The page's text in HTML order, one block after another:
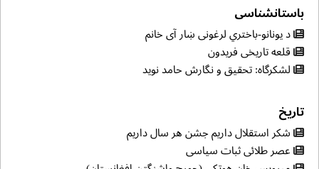
باستانشناسی
د یونانو-باختري لرغونی ښار آی خانم
قلعه تاریخی فریدون
لشکرگاه: تحقیق و نگارش حامد نوید
تاریخ
شکر استقلال داریم جشن هر سال داریم
عصر طلائی ثبات سیاسی